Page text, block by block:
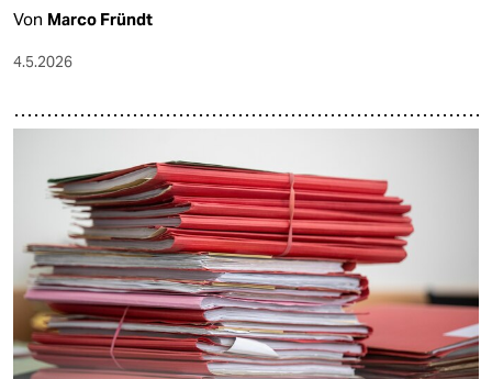
Von Marco Fründt
4.5.2026